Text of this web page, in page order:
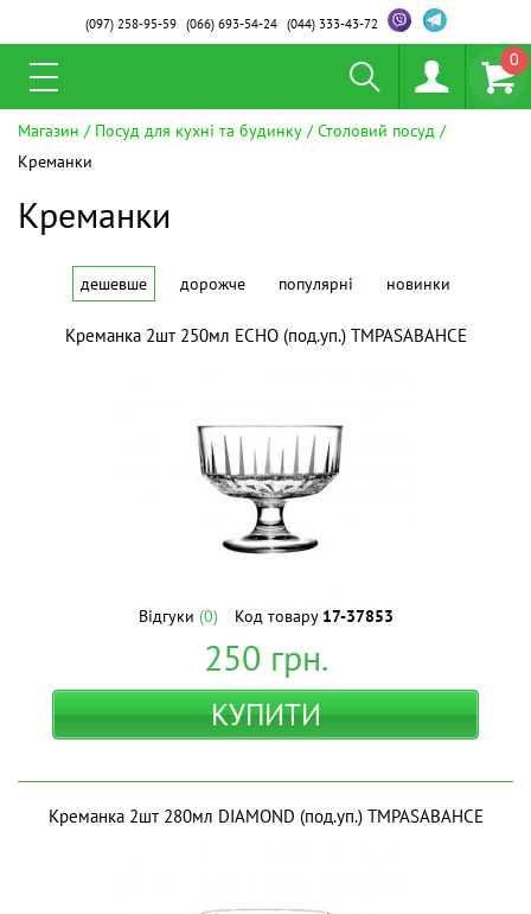
(097)258-95-59 (066)693-54-24 (044)333-43-72
0
Магазин Посуд для кухні та будинку
Столовий посуд
Креманки
Креманки
дешевше дорожче популярні новинки
Креманка 2шт 250мл ECHO (под.уп.) ТМPASABAHCE
Відгуки (0) Код товару 17-37853
250 грн.
КУПИТИ
Креманка 2шт 280мл DIAMOND (под.уп.) ТМPASABAHCE